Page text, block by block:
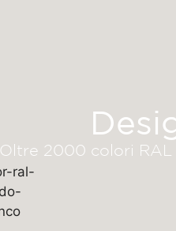
Oltre 2000 colori RAL